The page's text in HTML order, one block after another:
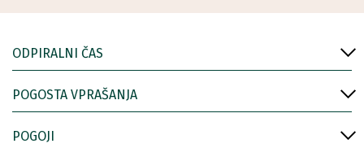
ODPIRALNI ČAS
POGOSTA VPRAŠANJA
POGOJI